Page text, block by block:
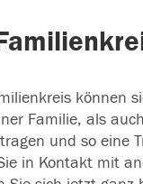
können
Familie, als
und so eine
in Kontakt mit